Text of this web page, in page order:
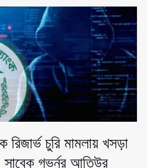
রিজার্ভ চুরি মামলায় খসড়া
গভর্নর আতিউর